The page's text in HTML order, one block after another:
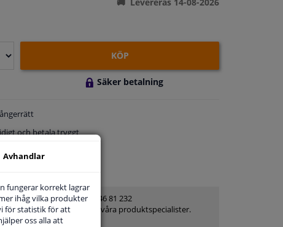
KÖP
Säker betalning
och betala tryggt
5 dagar
Kundservice:08-446 81 232
Ställ din fråga hos våra produktspecialister.
Frågor Och Svar
Avhandlar
fungerar korrekt lagrar
ihåg vilka produkter
för statistik för att
oss alla att